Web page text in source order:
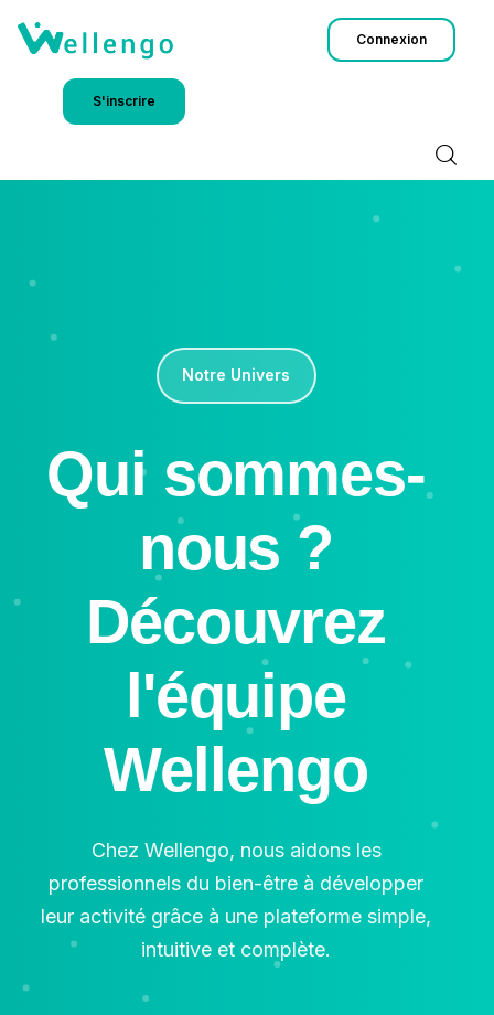
Connexion
S'inscrire
Contact Notre Univers
Qui sommes-
nous ?
Découvrez
l'équipe
Wellengo
Chez Wellengo, nous aidons les
professionnels du bien-être à développer
leur activité grâce à une plateforme simple,
intuitive et complète.